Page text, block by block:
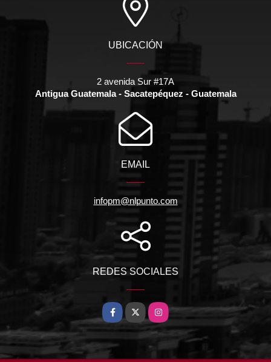
UBICACIÓN
2 avenida Sur #17A
Antigua Guatemala - Sacatepéquez - Guatemala
EMAIL
infopm@nlpunto.com
REDES SOCIALES
Facebook
X Instagram